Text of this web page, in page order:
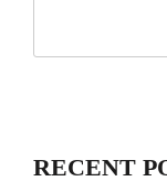
RECENT